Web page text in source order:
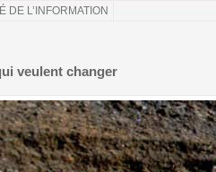
DE L’INFORMATION
veulent changer